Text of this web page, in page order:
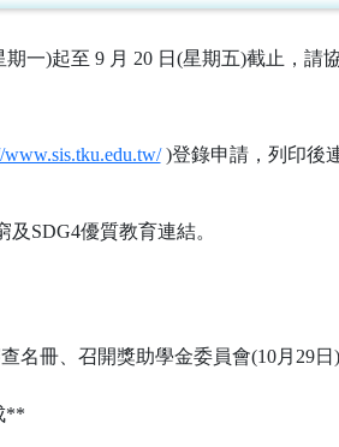
一)起至 9 月 20 日(星期五)截止，請
www.sis.tku.edu.tw/)登錄申請，列印後
SDG4優質教育連結。
名冊、召開獎助學金委員會(10月29
**